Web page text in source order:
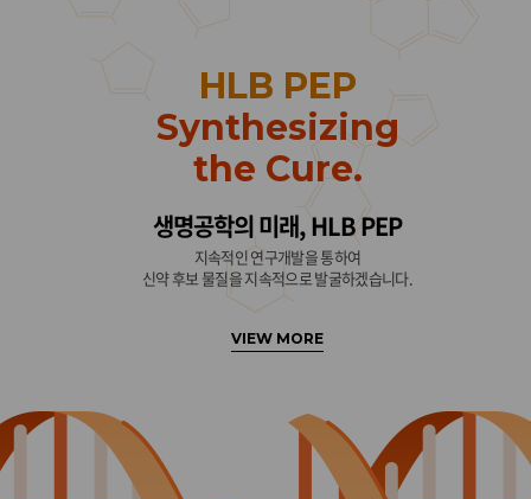
HLB PEP
Synthesizing
the Cure.
생명공학의 미래, HLB PEP
지속적인 연구개발을 통하여
신약 후보 물질을 지속적으로 발굴하겠습니다.
VIEW MORE